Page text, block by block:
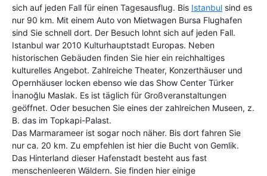
sich auf jeden Fall für einen Tagesausflug. Bis Istanbul sind es
nur 90 km. Mit einem Auto von Mietwagen Bursa Flughafen
sind Sie schnell dort. Der Besuch lohnt sich auf jeden Fall.
Istanbul war 2010 Kulturhauptstadt Europas. Neben
historischen Gebäuden finden Sie hier ein reichhaltiges
kulturelles Angebot. Zahlreiche Theater, Konzerthäuser und
Opernhäuser locken ebenso wie das Show Center Türker
İnanoğlu Maslak. Es ist täglich für Großveranstaltungen
geöffnet. Oder besuchen Sie eines der zahlreichen Museen, z.
B. das im Topkapi-Palast.
Das Marmarameer ist sogar noch näher. Bis dort fahren Sie
nur ca. 20 km. Zu empfehlen ist hier die Bucht von Gemlik.
Das Hinterland dieser Hafenstadt besteht aus fast
menschenleeren Wäldern. Sie finden hier einige